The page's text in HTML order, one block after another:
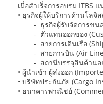
เมื่อสำเร็จการอบรม ITBS
• ธุรกิจผู้ให้บริการด้านโลจิ
- ธุรกิจผู้รับจัดการขนส่ง
- ตัวแทนออกของ
- สายการเดินเรือ
- สายการบิน (Air
- สถานีบรรจุสินค้านอก
• ผู้นำเข้า ผู้ส่งออก
• บริษัทประกันภัย (Cargo
• ธนาคารพาณิชย์